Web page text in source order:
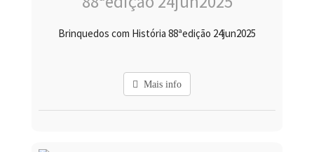
Brinquedos com História 88ªedição 24jun2025
Mais info